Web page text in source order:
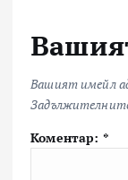
Вашият имейл
Коментар: *